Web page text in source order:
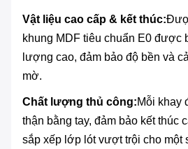
Vật liệu cao cấp & kết thúc:
khung MDF tiêu chuẩn E0 được
lượng cao, đảm bảo độ bền và
mờ.
Chất lượng thủ công:Mỗi khay
thận bằng tay, đảm bảo kết thúc
sắp xếp lớp lót vượt trội cho một